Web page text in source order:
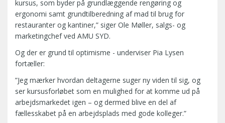
kursus, som byder på grundlæggende rengøring og
ergonomi samt grundtilberedning af mad til brug for
restauranter og kantiner,” siger Ole Møller, salgs- og
marketingchef ved AMU SYD.
Og der er grund til optimisme - underviser Pia Lysen
fortæller:
”Jeg mærker hvordan deltagerne suger ny viden til sig, og
ser kursusforløbet som en mulighed for at komme ud på
arbejdsmarkedet igen – og dermed blive en del af
fællesskabet på en arbejdsplads med gode kolleger.”